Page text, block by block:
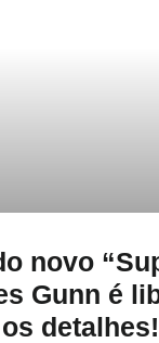
novo
Gunn é
detalhes!